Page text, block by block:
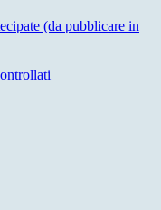
(da pubblicare in